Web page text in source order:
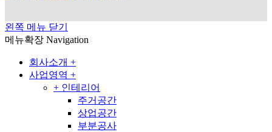
왼쪽 메뉴 닫기
메뉴확장 Navigation
회사소개 +
사업영역 +
+ 인테리어
주거공간
상업공간
부분공사